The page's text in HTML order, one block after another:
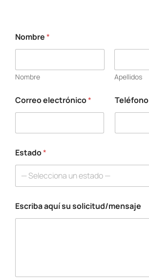
Nombre*
Nombre Apellidos
Correo electrónico*
m
b
e
*
Teléfono
Estado*
— Selecciona un estado —
Escriba aquí su solicitud/mensaje